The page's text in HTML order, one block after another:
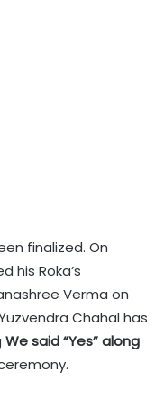
finalized. On
his Roka’s
Verma on
Chahal has
We said “Yes” along